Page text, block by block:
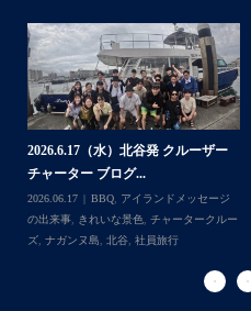
...
2026.7.28（火） 北谷発 ケラマ諸
島 体験ダイビング...
2026.07.30
アイランドメッセージの出来
事,ウミウシ ,きれいな景色, ケラマ諸島,ケ
ラマ諸島一日ツアー,スノーケリング, 体験
ダイビング,北谷